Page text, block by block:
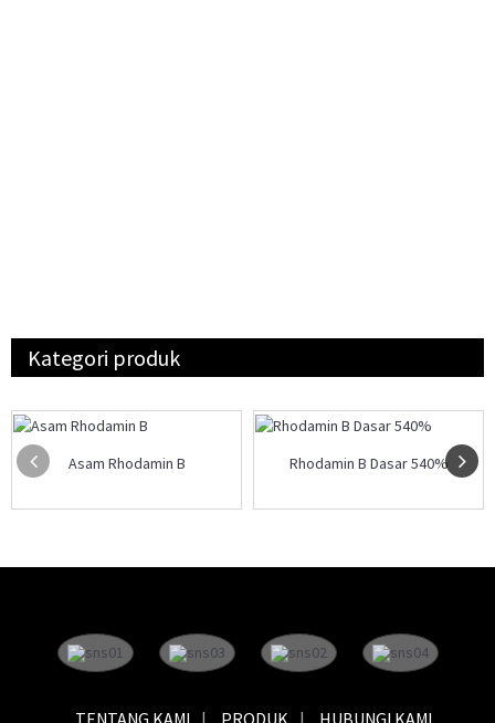
Kategori produk
Asam Rhodamin B Rhodamin B Dasar 540%
TENTANG KAMI PRODUK HUBUNGI KAMI